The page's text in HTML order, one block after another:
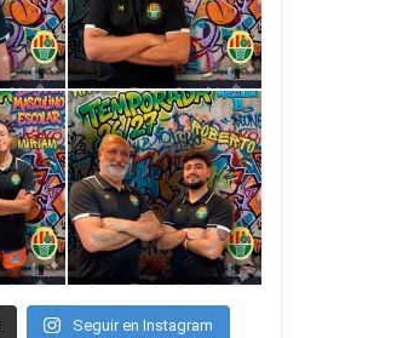
Seguir en Instagram